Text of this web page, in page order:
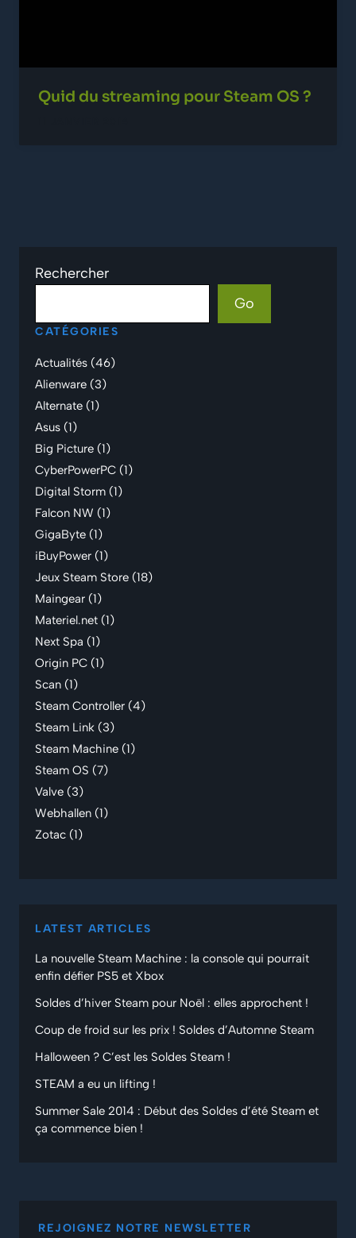
Quid du streaming pour Steam OS ?
Rechercher
Go
CATÉGORIES
Actualités (46)
Alienware (3)
Alternate (1)
Asus (1)
Big Picture (1)
CyberPowerPC (1)
Digital Storm (1)
Falcon NW (1)
GigaByte (1)
iBuyPower (1)
Jeux Steam Store (18)
Maingear (1)
Materiel.net (1)
Next Spa (1)
Origin PC (1)
Scan (1)
Steam Controller (4)
Steam Link (3)
Steam Machine (1)
Steam OS (7)
Valve (3)
Webhallen (1)
Zotac (1)
LATEST ARTICLES
La nouvelle Steam Machine : la console qui pourrait
enfin défier PS5 et Xbox
Soldes d’hiver Steam pour Noël : elles approchent !
Coup de froid sur les prix ! Soldes d’Automne Steam
Halloween ? C’est les Soldes Steam !
STEAM a eu un lifting !
Summer Sale 2014 : Début des Soldes d’été Steam et
ça commence bien !
REJOIGNEZ NOTRE NEWSLETTER